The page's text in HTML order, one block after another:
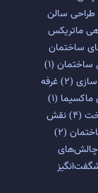
طراحی سالن
ماتریکس
ساختمان
ساختمان (1)
(2)
غرفه
ماکسیما (1)
(4)
نقش
(2)
چالش‌های
شگفت‌انگیز